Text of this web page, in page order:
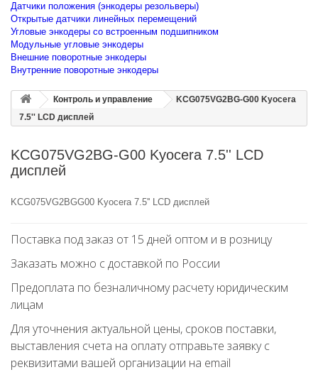
Датчики положения (энкодеры резольверы)
Открытые датчики линейных перемещений
Угловые энкодеры со встроенным подшипником
Модульные угловые энкодеры
Внешние поворотные энкодеры
Внутренние поворотные энкодеры
Контроль и управление
KCG075VG2BG-G00 Kyocera
7.5'' LCD дисплей
KCG075VG2BG-G00 Kyocera 7.5'' LCD
дисплей
KCG075VG2BGG00 Kyocera 7.5'' LCD дисплей
Поставка под заказ от 15 дней оптом и в розницу
Заказать можно с доставкой по России
Предоплата по безналичному расчету юридическим
лицам
Для уточнения актуальной цены, сроков поставки,
выставления счета на оплату отправьте заявку с
реквизитами вашей организации на email